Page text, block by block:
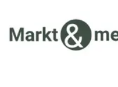
inhoud